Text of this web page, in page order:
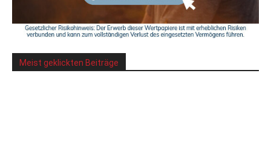
Meist geklickten Beiträge